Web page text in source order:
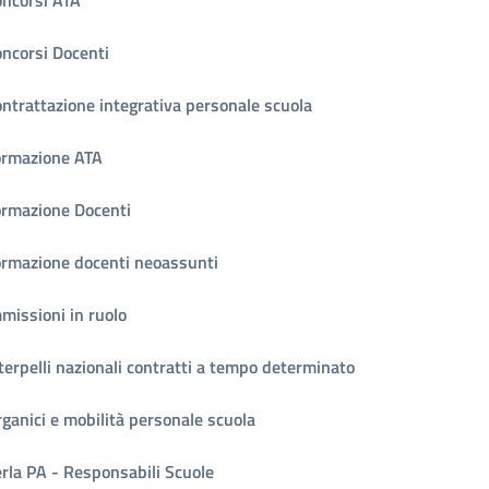
Docenti
integrativa personale scuola
ATA
Docenti
docenti neoassunti
in ruolo
nazionali contratti a tempo determinato
e mobilità personale scuola
PA - Responsabili Scuole